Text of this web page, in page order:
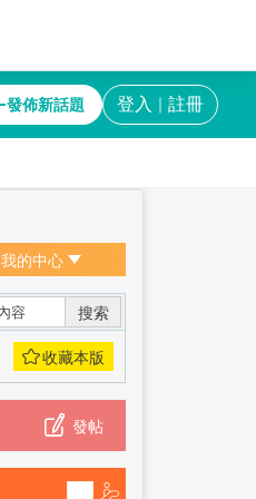
發佈新話題 登入 ｜ 註冊
我的中心
搜索
發帖